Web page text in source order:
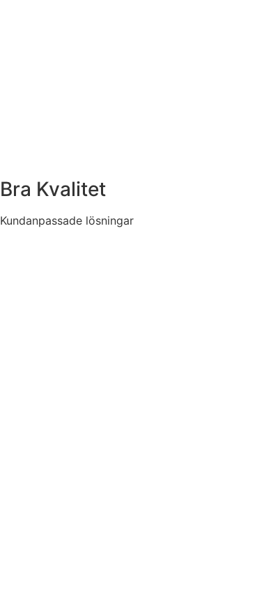
Bra Kvalitet
Kundanpassade lösningar